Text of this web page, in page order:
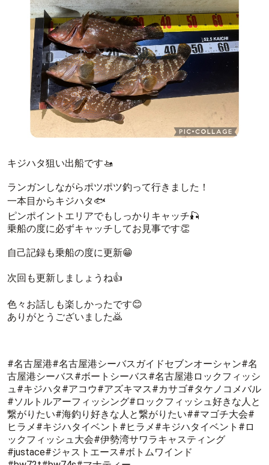
キジハタ狙い出船です🚤
ランガンしながらポツポツ釣って行きました！
一本目からキジハタ🐟
ピンポイントエリアでもしっかりキャッチ🎣
乗船の度に必ずキャッチしてお見事です👏
自己記録も乗船の度に更新😁
次回も更新しましょうね👍
色々お話しも楽しかったです😊
ありがとうございました🙇
#名古屋港#名古屋港シーバスガイドセブンオーシャン#名
古屋港シーバス#ボートシーバス#名古屋港ロックフィッシ
ュ#キジハタ#アコウ#アズキマス#カサゴ#タケノコメバル
#ソルトルアーフィッシング#ロックフィッシュ好きな人と
繋がりたい#海釣り好きな人と繋がりたい##マゴチ大会#
ヒラメ#キジハタイベント#ヒラメ#キジハタイベント#ロ
ックフィッシュ大会#伊勢湾サワラキャスティング
#justace#ジャストエース#ボトムワインド